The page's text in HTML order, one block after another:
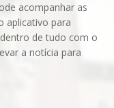
acompanhar as
aplicativo para
de tudo com o
a notícia para